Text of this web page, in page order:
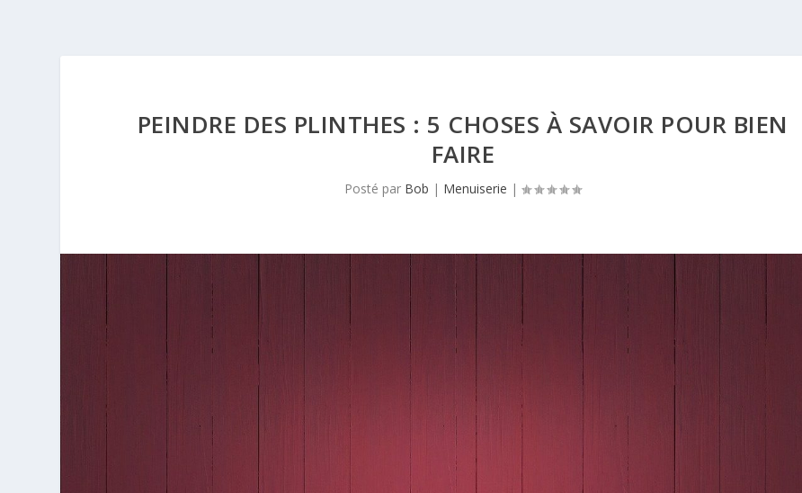
PEINDRE DES PLINTHES : 5 CHOSES À SAVOIR POUR BIEN
FAIRE
Posté par Bob | Menuiserie |